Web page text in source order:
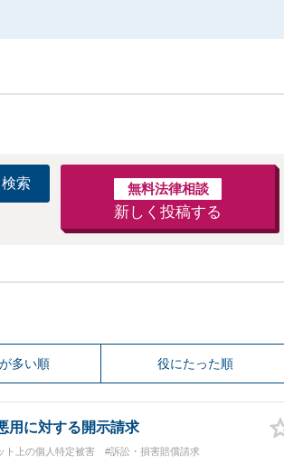
検索 無料法律相談
新しく投稿する
多い順 役にたった順
用に対する開示請求
ト上の個人特定被害 #訴訟・損害賠償請求